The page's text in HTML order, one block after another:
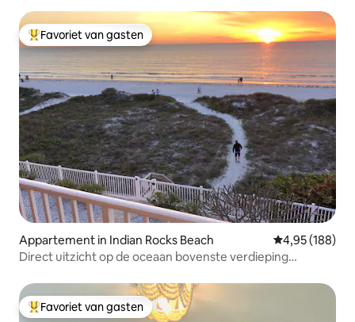
Topfavoriet van gasten
Favoriet van gasten
Appartement in Indian Rocks Beach Gemiddelde
4,95 (188)
Direct uitzicht op de oceaan bovenste verdieping
Topfavoriet van gasten
Favoriet van gasten